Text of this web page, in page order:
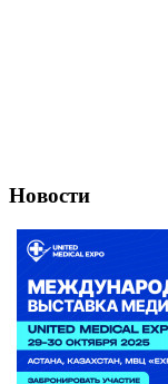
Новости